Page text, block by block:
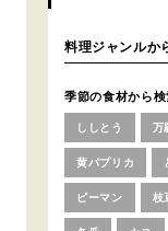
季節の食材から検
ししとう 万
黄パプリカ
ピーマン 枝